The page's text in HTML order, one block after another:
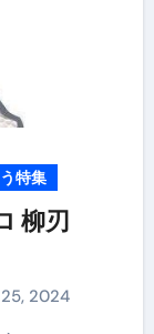
特集
柳刃
2024